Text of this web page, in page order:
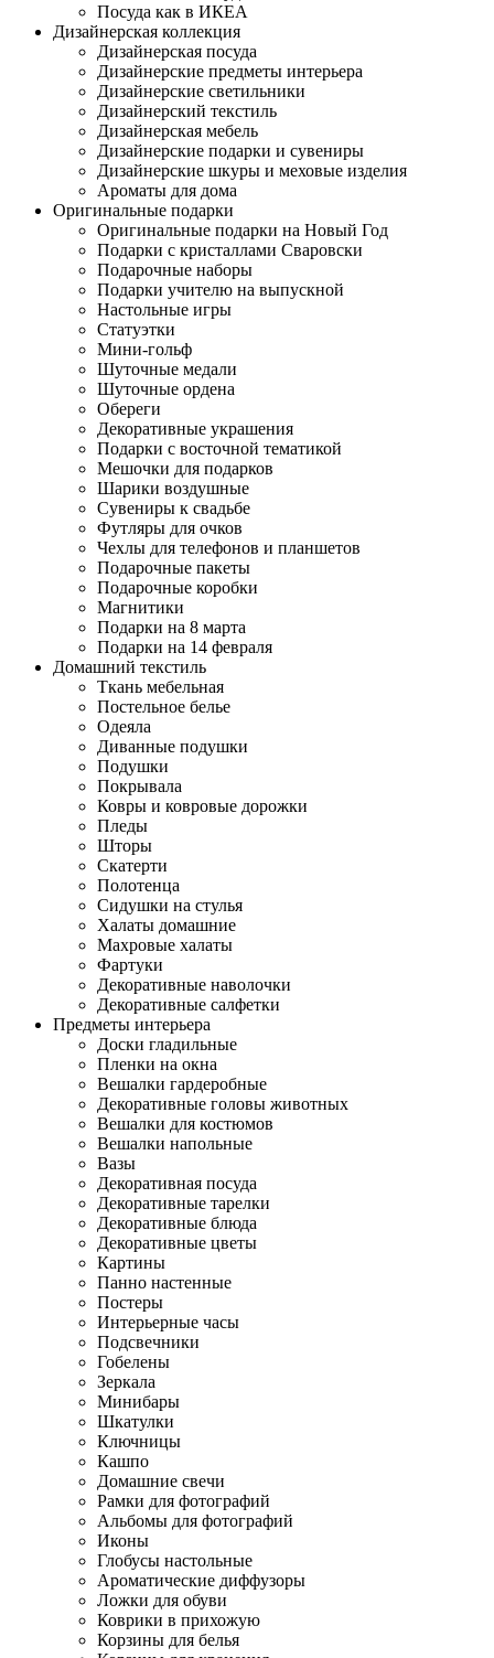
Посуда как в ИКЕА
Дизайнерская коллекция
Дизайнерская посуда
Дизайнерские предметы интерьера
Дизайнерские светильники
Дизайнерский текстиль
Дизайнерская мебель
Дизайнерские подарки и сувениры
Дизайнерские шкуры и меховые изделия
Ароматы для дома
Оригинальные подарки
Оригинальные подарки на Новый Год
Подарки с кристаллами Сваровски
Подарочные наборы
Подарки учителю на выпускной
Настольные игры
Статуэтки
Мини-гольф
Шуточные медали
Шуточные ордена
Обереги
Декоративные украшения
Подарки с восточной тематикой
Мешочки для подарков
Шарики воздушные
Сувениры к свадьбе
Футляры для очков
Чехлы для телефонов и планшетов
Подарочные пакеты
Подарочные коробки
Магнитики
Подарки на 8 марта
Подарки на 14 февраля
Домашний текстиль
Ткань мебельная
Постельное белье
Одеяла
Диванные подушки
Подушки
Покрывала
Ковры и ковровые дорожки
Пледы
Шторы
Скатерти
Полотенца
Сидушки на стулья
Халаты домашние
Махровые халаты
Фартуки
Декоративные наволочки
Декоративные салфетки
Предметы интерьера
Доски гладильные
Пленки на окна
Вешалки гардеробные
Декоративные головы животных
Вешалки для костюмов
Вешалки напольные
Вазы
Декоративная посуда
Декоративные тарелки
Декоративные блюда
Декоративные цветы
Картины
Панно настенные
Постеры
Интерьерные часы
Подсвечники
Гобелены
Зеркала
Минибары
Шкатулки
Ключницы
Кашпо
Домашние свечи
Рамки для фотографий
Альбомы для фотографий
Иконы
Глобусы настольные
Ароматические диффузоры
Ложки для обуви
Коврики в прихожую
Корзины для белья